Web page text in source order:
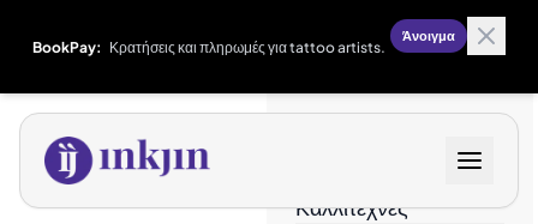
BookPay: Κρατήσεις και πληρωμές για tattoo artists.
Άνοιγμα
Καλλιτέχνες